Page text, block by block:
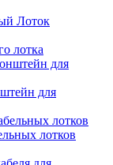
Лоток
лотка
для
лотков